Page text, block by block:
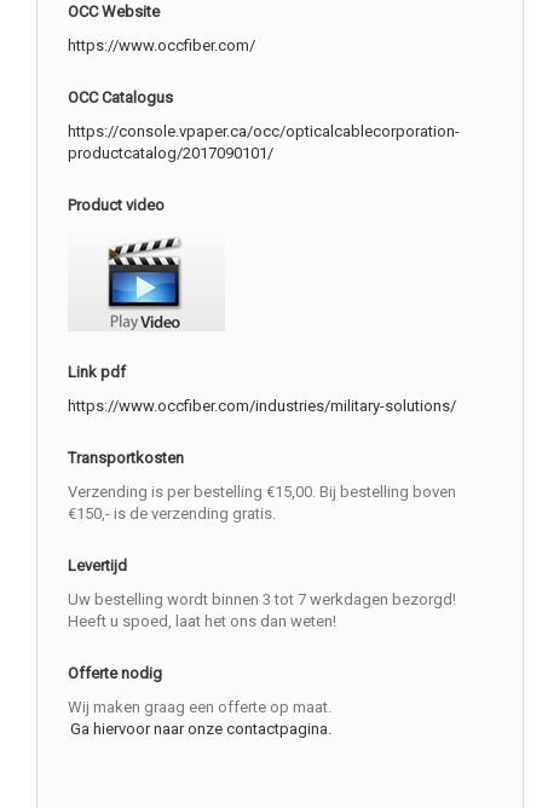
OCC Website
https://www.occfiber.com/
OCC Catalogus
https://console.vpaper.ca/occ/opticalcablecorporation-
productcatalog/2017090101/
Product video
Link pdf
https://www.occfiber.com/industries/military-solutions/
Transportkosten
Verzending is per bestelling €15,00. Bij bestelling boven
€150,- is de verzending gratis.
Levertijd
Uw bestelling wordt binnen 3 tot 7 werkdagen bezorgd!
Heeft u spoed, laat het ons dan weten!
Offerte nodig
Wij maken graag een offerte op maat.
Ga hiervoor naar onze contactpagina.